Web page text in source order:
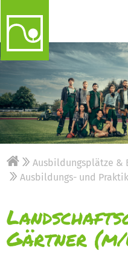
Ausbildungsplätze &
Ausbildungs- und
Gärtner